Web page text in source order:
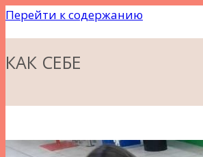
Перейти к содержанию
КАК СЕБЕ